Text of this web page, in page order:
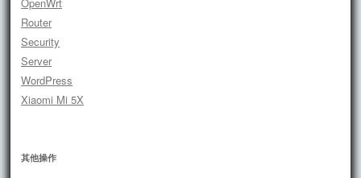
Router
Security
Server
WordPress
Xiaomi Mi 5X
其他操作